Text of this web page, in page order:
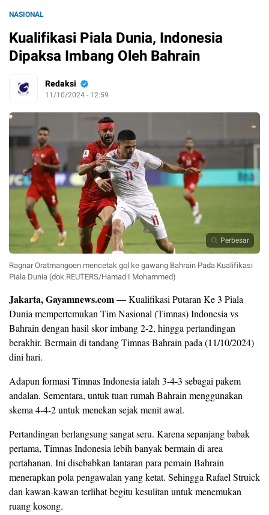
NASIONAL
Kualifikasi Piala Dunia, Indonesia
Dipaksa Imbang Oleh Bahrain
Redaksi
11/10/2024 - 12:59
Perbesar
Ragnar Oratmangoen mencetak gol ke gawang Bahrain Pada Kualifikasi
Piala Dunia (dok.REUTERS/Hamad I Mohammed)
Jakarta, Gayamnews.com —Kualifikasi Putaran Ke 3 Piala
Dunia mempertemukan Tim Nasional (Timnas) Indonesia vs
Bahrain dengan hasil skor imbang 2-2, hingga pertandingan
berakhir. Bermain di tandang Timnas Bahrain pada (11/10/2024)
dini hari.
Adapun formasi Timnas Indonesia ialah 3-4-3 sebagai pakem
andalan. Sementara, untuk tuan rumah Bahrain menggunakan
skema 4-4-2 untuk menekan sejak menit awal.
Pertandingan berlangsung sangat seru. Karena sepanjang babak
pertama, Timnas Indonesia lebih banyak bermain di area
pertahanan. Ini disebabkan lantaran para pemain Bahrain
menerapkan pola pengawalan yang ketat. Sehingga Rafael Struick
dan kawan-kawan terlihat begitu kesulitan untuk menemukan
ruang kosong.